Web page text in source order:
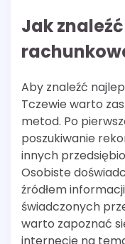
Jak
Aby znaleźć
Tczewie warto
metod. Po
poszukiwanie
innych
Osobiste
źródłem
świadczonych
warto zapoznać